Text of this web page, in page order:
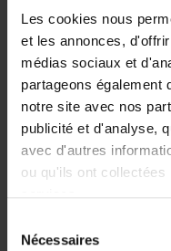
Les cookies nous
et les annonces,
médias sociaux et
partageons également
notre site avec nos
publicité et d'analyse,
avec d'autres
ou qu'ils ont
services.
Nécessaires
Les aiguilles Unifine®
injections au stylo dans le
à usage unique, elles
sont compatibles avec
du diabète.
Elles disposent d’un double
•Un grand capuchon
•Un petit capuchon
le stylo.
Pour une identification